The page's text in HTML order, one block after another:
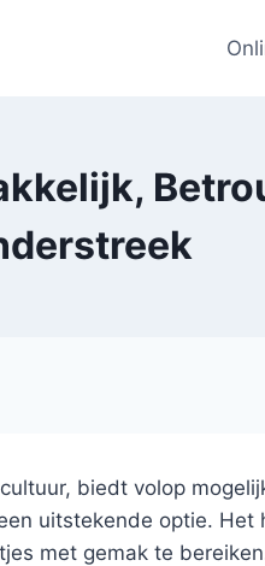
biedt volop
uitstekende optie.
met gemak te